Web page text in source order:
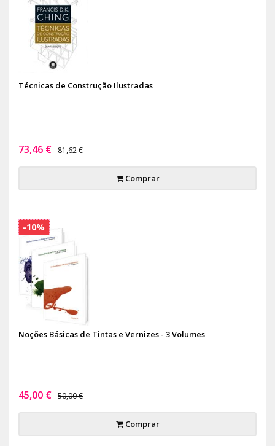
Técnicas de Construção Ilustradas
73,46 € 81,62 €
Comprar
Noções Básicas de Tintas e Vernizes - 3 Volumes
45,00 € 50,00 €
Comprar
-10%